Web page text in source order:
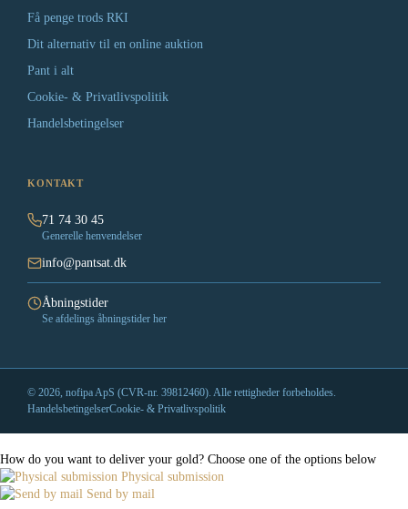
Få penge trods RKI
Dit alternativ til en online auktion
Pant i alt
Cookie- & Privatlivspolitik
Handelsbetingelser
KONTAKT
71 74 30 45
Generelle henvendelser
info@pantsat.dk
Åbningstider
Se afdelings åbningstider her
© 2026, nofipa ApS (CVR-nr. 39812460). Alle rettigheder forbeholdes.
HandelsbetingelserCookie- & Privatlivspolitik
How do you want to deliver your gold? Choose one of the options below
Physical submission
Send by mail